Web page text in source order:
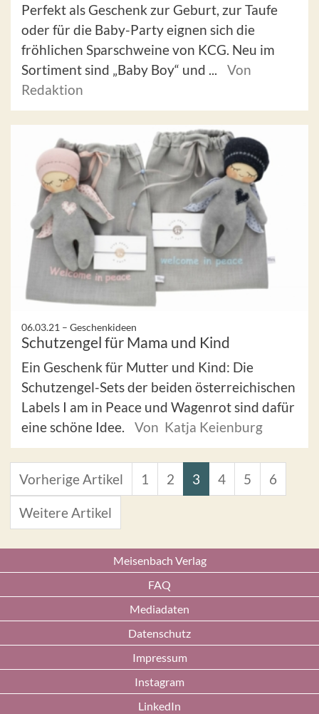
Perfekt als Geschenk zur Geburt, zur Taufe
oder für die Baby-Party eignen sich die
fröhlichen Sparschweine von KCG. Neu im
Sortiment sind „Baby Boy“ und ...
Von
Redaktion
06.03.21 – Geschenkideen
Schutzengel für Mama und Kind
Ein Geschenk für Mutter und Kind: Die
Schutzengel-Sets der beiden österreichischen
Labels I am in Peace und Wagenrot sind dafür
eine schöne Idee.
Von Katja Keienburg
Vorherige Artikel 1 2 3 4 5 6
Weitere Artikel
Meisenbach Verlag
FAQ
Mediadaten
Datenschutz
Impressum
Instagram
LinkedIn